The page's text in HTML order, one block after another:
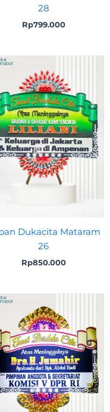
28
Rp799.000
Dukacita Mataram
26
Rp850.000